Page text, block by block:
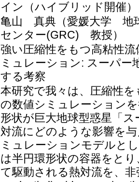
イン（ハイブリッド開催）
亀山 真典（愛媛大学 地
センター(GRC) 教授）
強い圧縮性をもつ高粘性
ミュレーション: スーパー
する考察
本研究で我々は、圧縮性
の数値シミュレーション
形状が巨大地球型惑星「
対流にどのような影響を
ミュレーションモデルと
は半円環形状の容器をと
て駆動される熱対流を、